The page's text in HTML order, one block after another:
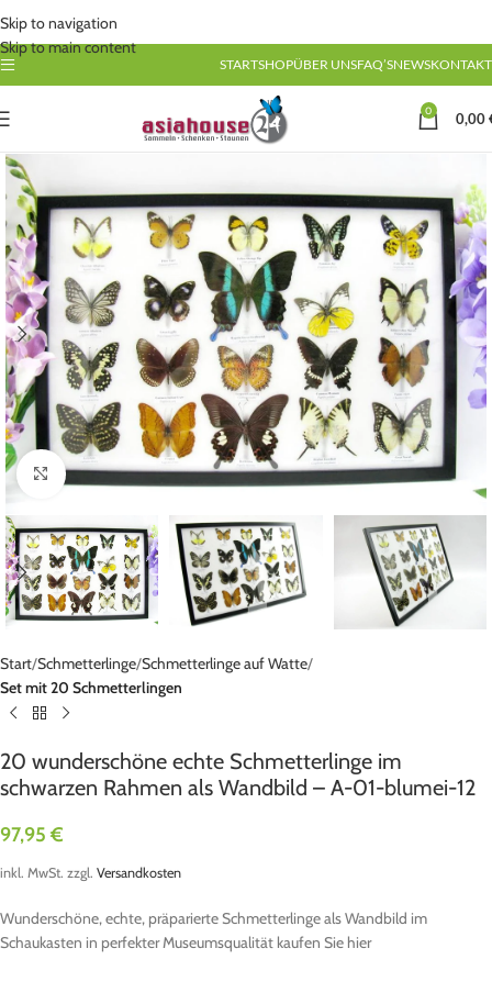
Skip to navigation
Skip to main content
STARTSHOPÜBER UNSFAQ’SNEWSKONTAKT
0 0,00
Click to enlarge
Start Schmetterlinge Schmetterlinge auf Watte
Set mit 20 Schmetterlingen
20 wunderschöne echte Schmetterlinge im
schwarzen Rahmen als Wandbild – A-01-blumei-12
97,95€
inkl. MwSt. zzgl. Versandkosten
Wunderschöne, echte, präparierte Schmetterlinge als Wandbild im
Schaukasten in perfekter Museumsqualität kaufen Sie hier